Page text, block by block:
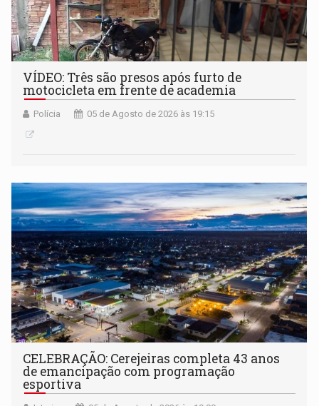
VÍDEO: Três são presos após furto de
motocicleta em frente de academia
Polícia 05 de Agosto de 2026 às 19:15
CELEBRAÇÃO: Cerejeiras completa 43 anos
de emancipação com programação
esportiva